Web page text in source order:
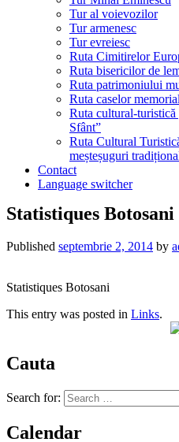
Tur al voievozilor
Tur armenesc
Tur evreiesc
Ruta Cimitirelor
Ruta bisericilor de
Ruta patrimoniului
Ruta caselor
Ruta cultural-
Sfânt”
Ruta Cultural
meșteșuguri
Contact
Language switcher
Statistiques Botosani
Published septembrie 2, 2014 by
Statistiques Botosani
This entry was posted in Links.
Cauta
Search for:
Calendar